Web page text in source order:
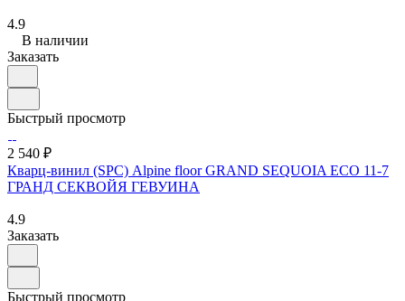
4.9
В наличии
Заказать
Быстрый просмотр
2 540 ₽
Кварц-винил (SPC) Alpine floor GRAND SEQUOIA ECO 11-7
ГРАНД СЕКВОЙЯ ГЕВУИНА
4.9
Заказать
Быстрый просмотр